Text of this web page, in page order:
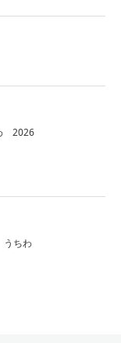
2026
ちわ